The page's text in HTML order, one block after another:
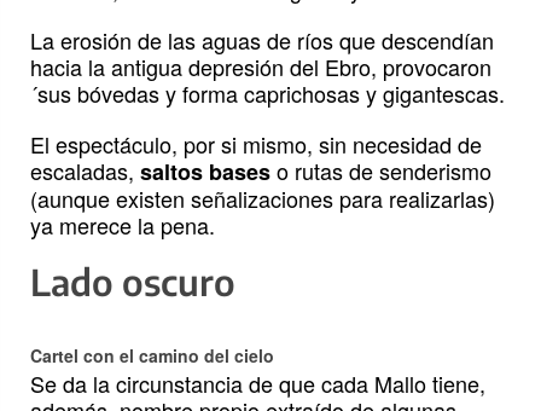
La erosión de las aguas de ríos que descendían
hacia la antigua depresión del Ebro, provocaron
´sus bóvedas y forma caprichosas y gigantescas.
El espectáculo, por si mismo, sin necesidad de
escaladas, saltos baseso rutas de senderismo
(aunque existen señalizaciones para realizarlas)
ya merece la pena.
Lado oscuro
Cartel con el camino del cielo
Se da la circunstancia de que cada Mallo tiene,